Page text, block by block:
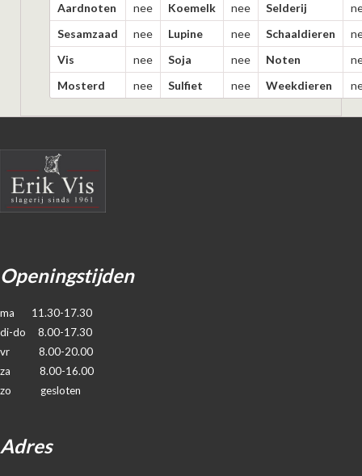
Aardnoten
nee Koemelk nee Selderij
Sesamzaad
nee Lupine nee Schaaldieren
Vis
nee Soja nee Noten
Mosterd
nee Sulfiet nee Weekdieren
Openingstijden
ma 11.30-17.30
di-do 8.00-17.30
vr 8.00-20.00
za 8.00-16.00
zo gesloten
Adres